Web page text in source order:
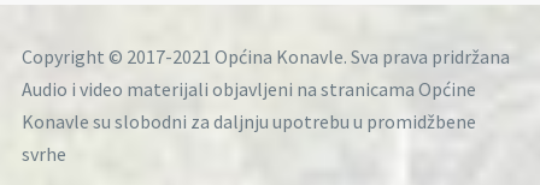
Copyright © 2017-2021 Općina Konavle. Sva prava pridržana
Audio i video materijali objavljeni na stranicama Općine
Konavle su slobodni za daljnju upotrebu u promidžbene
svrhe